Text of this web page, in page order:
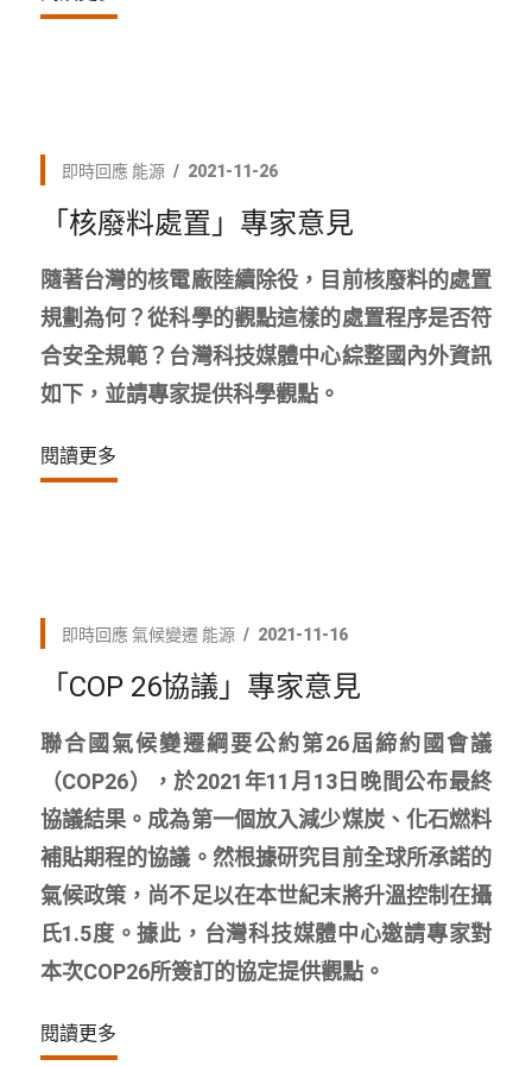
即時回應 能源 2021-11-26
「核廢料處置」專家意見
隨著台灣的核電廠陸續除役，目前核廢料的處置
規劃為何？從科學的觀點這樣的處置程序是否符
合安全規範？台灣科技媒體中心綜整國內外資訊
如下，並請專家提供科學觀點。
閱讀更多
即時回應 氣候變遷 能源 2021-11-16
「COP 26協議」專家意見
聯合國氣候變遷綱要公約第26屆締約國會議
（COP26），於2021年11月13日晚間公布最終
協議結果。成為第一個放入減少煤炭、化石燃料
補貼期程的協議。然根據研究目前全球所承諾的
氣候政策，尚不足以在本世紀末將升溫控制在攝
氏1.5度。據此，台灣科技媒體中心邀請專家對
本次COP26所簽訂的協定提供觀點。
閱讀更多